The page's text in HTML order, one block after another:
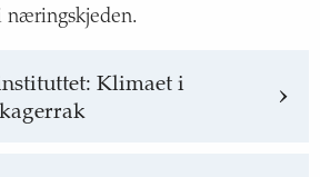
næringskjeden.
Klimaet i